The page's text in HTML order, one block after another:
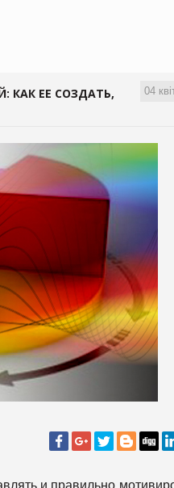
04
КАК ЕЕ СОЗДАТЬ,
и правильно